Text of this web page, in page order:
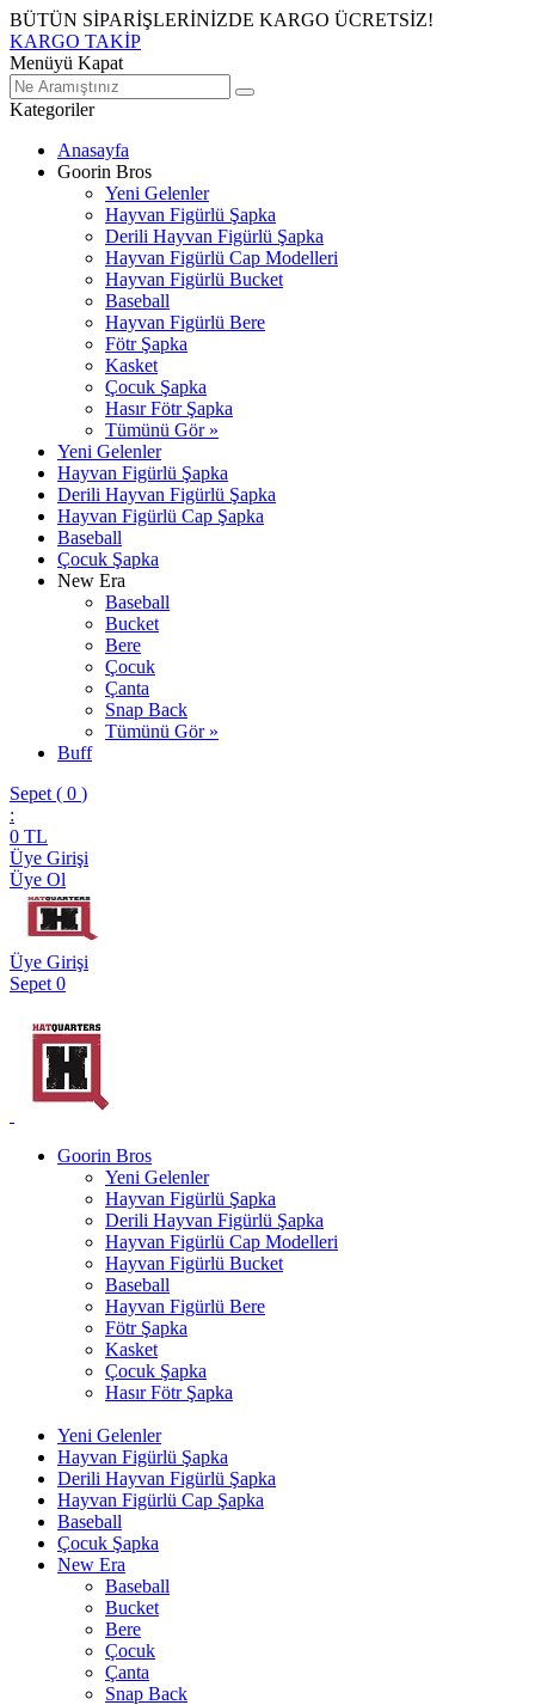
BÜTÜN SİPARİŞLERİNİZDE KARGO ÜCRETSİZ!
KARGO TAKİP
Menüyü Kapat
Kategoriler
Anasayfa
Goorin Bros
Yeni Gelenler
Hayvan Figürlü Şapka
Derili Hayvan Figürlü Şapka
Hayvan Figürlü Cap Modelleri
Hayvan Figürlü Bucket
Baseball
Hayvan Figürlü Bere
Fötr Şapka
Kasket
Çocuk Şapka
Hasır Fötr Şapka
Tümünü Gör »
Yeni Gelenler
Hayvan Figürlü Şapka
Derili Hayvan Figürlü Şapka
Hayvan Figürlü Cap Şapka
Baseball
Çocuk Şapka
New Era
Baseball
Bucket
Bere
Çocuk
Çanta
Snap Back
Tümünü Gör »
Buff
Sepet ( 0 )
:
0 TL
Üye Girişi
Üye Ol
Üye Girişi
Sepet 0
Goorin Bros
Yeni Gelenler
Hayvan Figürlü Şapka
Derili Hayvan Figürlü Şapka
Hayvan Figürlü Cap Modelleri
Hayvan Figürlü Bucket
Baseball
Hayvan Figürlü Bere
Fötr Şapka
Kasket
Çocuk Şapka
Hasır Fötr Şapka
Yeni Gelenler
Hayvan Figürlü Şapka
Derili Hayvan Figürlü Şapka
Hayvan Figürlü Cap Şapka
Baseball
Çocuk Şapka
New Era
Baseball
Bucket
Bere
Çocuk
Çanta
Snap Back